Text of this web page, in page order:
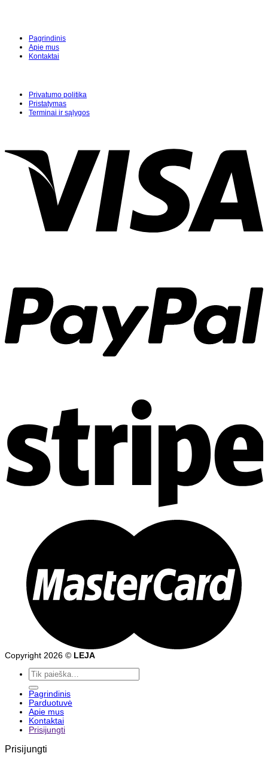
Pagrindinis
Apie mus
Kontaktai
Privatumo politika
Pristatymas
Terminai ir sąlygos
Copyright 2026 © LEJA
Ieškoti:
Pagrindinis
Parduotuvė
Apie mus
Kontaktai
Prisijungti
Prisijungti